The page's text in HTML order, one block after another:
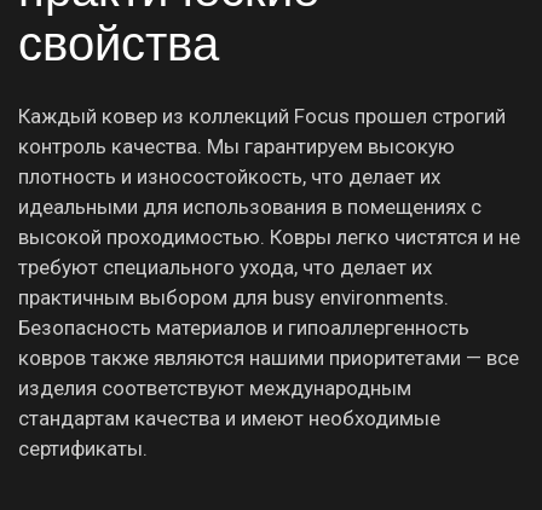
свойства
Каждый ковер из коллекций Focus прошел строгий
контроль качества. Мы гарантируем высокую
плотность и износостойкость, что делает их
идеальными для использования в помещениях с
высокой проходимостью. Ковры легко чистятся и не
требуют специального ухода, что делает их
практичным выбором для busy environments.
Безопасность материалов и гипоаллергенность
ковров также являются нашими приоритетами — все
изделия соответствуют международным
стандартам качества и имеют необходимые
сертификаты.